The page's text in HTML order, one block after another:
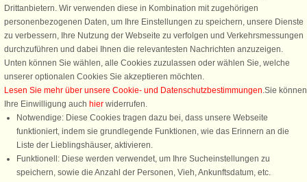
Erhalten Sie einenWillkommensgutschein von 25 € für Ihren nächsten
Ferienhausurlaub - melden Sie sich einfach für den DanCenter Newsletter
an. Verpassen Sie nie wieder exklusive Angebote, Gewinnspiele und
Urlaubstipps!
Newsletter abonnieren
Drittanbietern. Wir verwenden diese in Kombination mit zugehörigen
personenbezogenen Daten, um Ihre Einstellungen zu speichern, unsere Dienste
zu verbessern, Ihre Nutzung der Webseite zu verfolgen und Verkehrsmessungen
durchzuführen und dabei Ihnen die relevantesten Nachrichten anzuzeigen.
Unten können Sie wählen, alle Cookies zuzulassen oder wählen Sie, welche
unserer optionalen Cookies Sie akzeptieren möchten.
Lesen Sie mehr über unsere Cookie- und Datenschutzbestimmungen.Sie können
Ihre Einwilligung auch hier widerrufen.
Notwendige: Diese Cookies tragen dazu bei, dass unsere Webseite
funktioniert, indem sie grundlegende Funktionen, wie das Erinnern an die
Liste der Lieblingshäuser, aktivieren.
Funktionell: Diese werden verwendet, um Ihre Sucheinstellungen zu
speichern, sowie die Anzahl der Personen, Vieh, Ankunftsdatum, etc.